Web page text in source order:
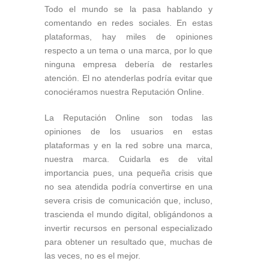
Todo el mundo se la pasa hablando y
comentando en redes sociales. En estas
plataformas, hay miles de opiniones
respecto a un tema o una marca, por lo que
ninguna empresa debería de restarles
atención. El no atenderlas podría evitar que
conociéramos nuestra Reputación Online.
La Reputación Online son todas las
opiniones de los usuarios en estas
plataformas y en la red sobre una marca,
nuestra marca. Cuidarla es de vital
importancia pues, una pequeña crisis que
no sea atendida podría convertirse en una
severa crisis de comunicación que, incluso,
trascienda el mundo digital, obligándonos a
invertir recursos en personal especializado
para obtener un resultado que, muchas de
las veces, no es el mejor.